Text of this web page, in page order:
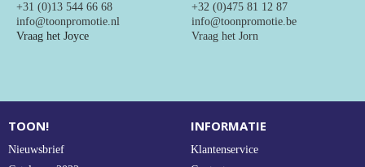
+31 (0)13 544 66 68
info@toonpromotie.nl
Vraag het Joyce
+32 (0)475 81 12 87
info@toonpromotie.be
Vraag het Jorn
TOON!
Nieuwsbrief
INFORMATIE
Klantenservice